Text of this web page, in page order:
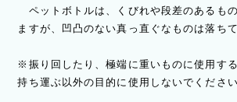
ペットボトルは、くびれや段差のあるも
ますが、凹凸のない真っ直ぐなものは落ち
※振り回したり、極端に重いものに使用す
持ち運ぶ以外の目的に使用しないでください